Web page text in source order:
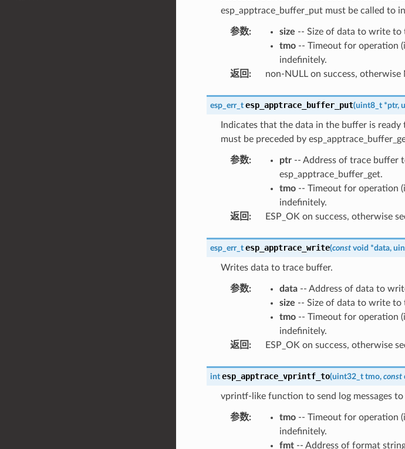
esp_apptrace_buffer_put must be called to
参数: size -- Size of data to write to
tmo-- Timeout for operation
indefinitely.
返回 : non-NULL on success, otherwise
esp_err_t esp_apptrace_buffer_put(uint8_t *ptr,
Indicates that the data in the buffer is
must be preceded by
参数: ptr-- Address of trace buffer
esp_apptrace_buffer_get.
tmo-- Timeout for operation
indefinitely.
返回 : ESP_OK on success, otherwise
esp_err_t esp_apptrace_write(const void *data,
Writes data to trace buffer.
参数: data-- Address of data to
size -- Size of data to write to
tmo-- Timeout for operation
indefinitely.
返回 : ESP_OK on success, otherwise
int esp_apptrace_vprintf_to(uint32_t tmo, const
vprintf-like function to send log messages
参数: tmo-- Timeout for operation
indefinitely.
fmt-- Address of format